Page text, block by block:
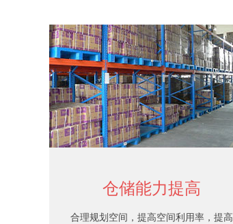
仓储能力提高
合理规划空间，提高空间利用率，提高